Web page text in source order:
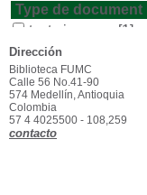
Type de document
texto impreso [1]
Dirección
Biblioteca FUMC
Calle 56 No.41-90
574 Medellín, Antioquia
Colombia
57 4 4025500 - 108,259
contacto